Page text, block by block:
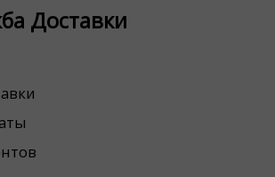
Доставки